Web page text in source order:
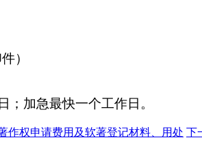
）
；加急最快一个工作日。
作权申请费用及软著登记材料、用处 下